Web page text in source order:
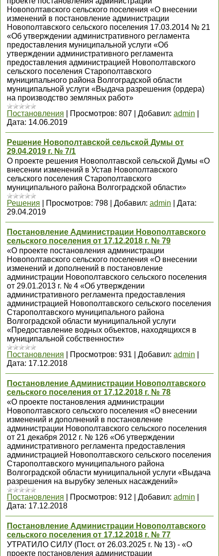
Новополтавского сельского поселения «О внесении
изменений в постановление администрации
Новополтавского сельского поселения 17.03.2014 № 21
«Об утверждении административного регламента
предоставления муниципальной услуги «Об
утверждении административного регламента
предоставления администрацией Новополтавского
сельского поселения Старополтавского
муниципального района Волгоградской области
муниципальной услуги «Выдача разрешения (ордера)
на производство земляных работ»
Постановления
Просмотров: 807 Добавил: admin
Дата: 14.06.2019
Решение Новополтавской сельской Думы от
29.04.2019 г. № 7/1
О проекте решения Новополтавской сельской Думы «О
внесении изменений в Устав Новополтавского
сельского поселения Старополтавского
муниципального района Волгоградской области»
Решения
Просмотров: 798 Добавил: admin
Дата:
29.04.2019
Постановление Администрации Новополтавского
сельского поселения от 17.12.2018 г. № 79
«О проекте постановления администрации
Новополтавского сельского поселения «О внесении
изменений и дополнений в постановление
администрации Новополтавского сельского поселения
от 29.01.2013 г. № 4 «Об утверждении
административного регламента предоставления
администрацией Новополтавского сельского поселения
Старополтавского муниципального района
Волгоградской области муниципальной услуги
«Предоставление водных объектов, находящихся в
муниципальной собственности»
Постановления
Просмотров: 931 Добавил: admin
Дата: 17.12.2018
Постановление Администрации Новополтавского
сельского поселения от 17.12.2018 г. № 78
«О проекте постановления администрации
Новополтавского сельского поселения «О внесении
изменений и дополнений в постановление
администрации Новополтавского сельского поселения
от 21 декабря 2012 г. № 126 «Об утверждении
административного регламента предоставления
администрацией Новополтавского сельского поселения
Старополтавского муниципального района
Волгоградской области муниципальной услуги «Выдача
разрешения на вырубку зеленых насаждений»
Постановления
Просмотров: 912 Добавил: admin
Дата: 17.12.2018
Постановление Администрации Новополтавского
сельского поселения от 17.12.2018 г. № 77
УТРАТИЛО СИЛУ (Пост. от 26.03.2025 г. № 13) - «О
проекте постановления администрации